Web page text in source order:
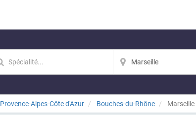
Provence-Alpes-Côte d'Azur Bouches-du-Rhône Marseille